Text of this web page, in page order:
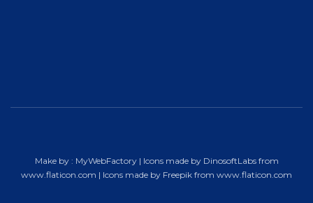
Make by : MyWebFactory | Icons made by DinosoftLabsfrom
www.flaticon.com | Icons made by Freepik from www.flaticon.com